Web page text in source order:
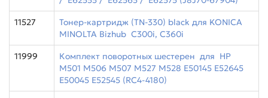
11527
Тонер-картридж (TN-330) black для KONICA
MINOLTA Bizhub С300i, С360i
11999
Комплект поворотных шестерен для HP
M501 M506 M507 M527 M528 E50145 E52645
E50045 E52545 (RC4-4180)